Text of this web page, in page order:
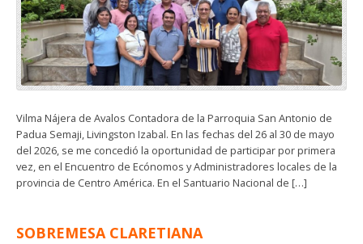
Vilma Nájera de Avalos Contadora de la Parroquia San Antonio de
Padua Semaji, Livingston Izabal. En las fechas del 26 al 30 de mayo
del 2026, se me concedió la oportunidad de participar por primera
vez, en el Encuentro de Ecónomos y Administradores locales de la
provincia de Centro América. En el Santuario Nacional de […]
SOBREMESA CLARETIANA